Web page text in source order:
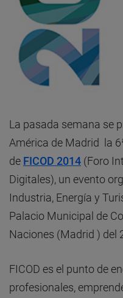
La pasada semana se
América de Madrid la
de FICOD 2014 (Foro
Digitales), un evento
Industria, Energía y
Palacio Municipal de
Naciones (Madrid ) del
FICOD es el punto de
profesionales,